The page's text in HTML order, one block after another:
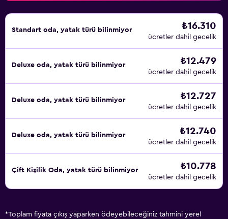
Standart oda, yatak türü bilinmiyor ₺16.310
ücretler dahil gecelik
Deluxe oda, yatak türü bilinmiyor ₺12.479
ücretler dahil gecelik
Deluxe oda, yatak türü bilinmiyor ₺12.727
ücretler dahil gecelik
Deluxe oda, yatak türü bilinmiyor ₺12.740
ücretler dahil gecelik
Çift ​Kişilik Oda, yatak türü bilinmiyor ₺10.778
ücretler dahil gecelik
*Toplam fiyata çıkış yaparken ödeyebileceğiniz tahmini yerel